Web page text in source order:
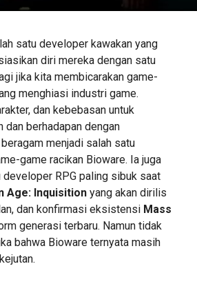
satu developer kawakan yang
diri mereka dengan satu
jika kita membicarakan game-
menghiasi industri game.
dan kebebasan untuk
dan berhadapan dengan
menjadi salah satu
game racikan Bioware. Ia juga
RPG paling sibuk saat
Age: Inquisitionyang akan dirilis
dan konfirmasi eksistensi Mass
generasi terbaru. Namun tidak
bahwa Bioware ternyata masih